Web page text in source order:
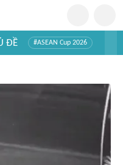
ĐỀ #ASEAN Cup 2026